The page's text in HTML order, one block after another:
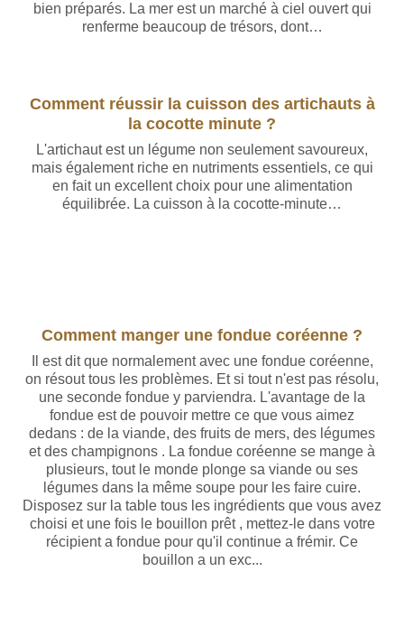
bien préparés. La mer est un marché à ciel ouvert qui
renferme beaucoup de trésors, dont…
Comment réussir la cuisson des artichauts à
la cocotte minute ?
L'artichaut est un légume non seulement savoureux,
mais également riche en nutriments essentiels, ce qui
en fait un excellent choix pour une alimentation
équilibrée. La cuisson à la cocotte-minute…
Comment manger une fondue coréenne ?
Il est dit que normalement avec une fondue coréenne,
on résout tous les problèmes. Et si tout n'est pas résolu,
une seconde fondue y parviendra. L'avantage de la
fondue est de pouvoir mettre ce que vous aimez
dedans : de la viande, des fruits de mers, des légumes
et des champignons . La fondue coréenne se mange à
plusieurs, tout le monde plonge sa viande ou ses
légumes dans la même soupe pour les faire cuire.
Disposez sur la table tous les ingrédients que vous avez
choisi et une fois le bouillon prêt , mettez-le dans votre
récipient a fondue pour qu'il continue a frémir. Ce
bouillon a un exc...